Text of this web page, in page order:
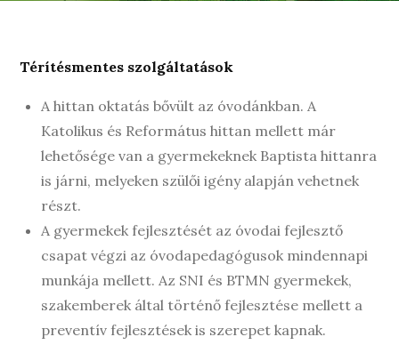
Térítésmentes szolgáltatások
A hittan oktatás bővült az óvodánkban. A
Katolikus és Református hittan mellett már
lehetősége van a gyermekeknek Baptista hittanra
is járni, melyeken szülői igény alapján vehetnek
részt.
A gyermekek fejlesztését az óvodai fejlesztő
csapat végzi az óvodapedagógusok mindennapi
munkája mellett. Az SNI és BTMN gyermekek,
szakemberek által történő fejlesztése mellett a
preventív fejlesztések is szerepet kapnak.